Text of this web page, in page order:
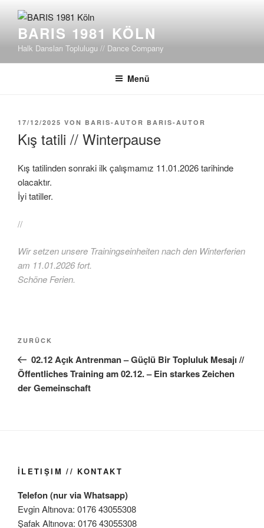
Inhalt
springenBARIS 1981 KÖLN
Halk Dansları Toplulugu // Dance Company
Menü
VERÖFFENTLICHT
17/12/2025 VON BARIS-AUTOR BARIS-AUTOR
Kış tatili // Winterpause
Kış tatilinden sonraki ilk çalışmamız 11.01.2026 tarihinde
olacaktır.
İyi tatiller.
//
Wir setzen unsere Trainingseinheiten nach den Winterferien
am 11.01.2026 fort.
Schöne Ferien.
Beitragsnavigation
Vorheriger
Beitrag
ZURÜCK
02.12 Açık Antrenman – Güçlü Bir Topluluk Mesajı //
Öffentliches Training am 02.12. – Ein starkes Zeichen
der Gemeinschaft
İLETIŞIM // KONTAKT
Telefon (nur via Whatsapp)
Evgin Altınova: 0176 43055308
Şafak Altınova: 0176 43055308